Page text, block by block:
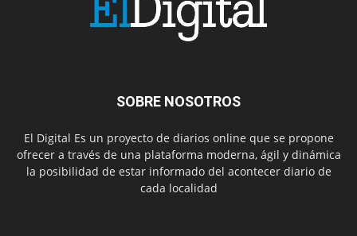
SOBRE NOSOTROS
El Digital Es un proyecto de diarios online que se propone
ofrecer a través de una plataforma moderna, ágil y dinámica
la posibilidad de estar informado del acontecer diario de
cada localidad